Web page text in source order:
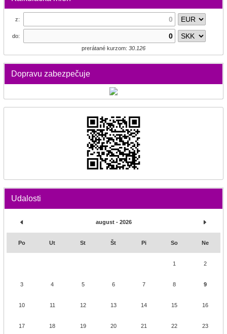
z:
do:
prerátané kurzom: 30.126
Dopravu zabezpečuje
Udalosti
august - 2026
Po Ut St Št Pi So Ne
1 2
3 4 5 6 7 8 9
10 11 12 13 14 15 16
17 18 19 20 21 22 23